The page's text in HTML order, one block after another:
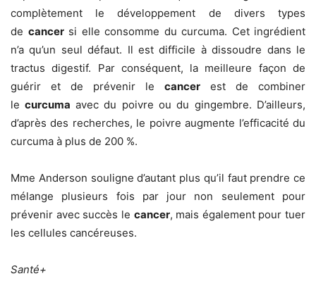
complètement le développement de divers types
de cancersi elle consomme du curcuma. Cet ingrédient
n’a qu’un seul défaut. Il est difficile à dissoudre dans le
tractus digestif. Par conséquent, la meilleure façon de
guérir et de prévenir le cancer est de combiner
lecurcuma avec du poivre ou du gingembre. D’ailleurs,
d’après des recherches, le poivre augmente l’efficacité du
curcuma à plus de 200 %.
Mme Anderson souligne d’autant plus qu’il faut prendre ce
mélange plusieurs fois par jour non seulement pour
prévenir avec succès le cancer, mais également pour tuer
les cellules cancéreuses.
Santé+